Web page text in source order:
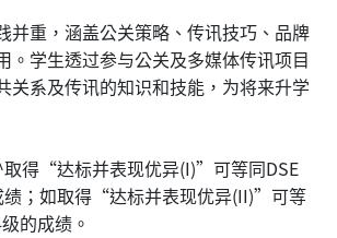
并重，涵盖公关策略、传讯技巧、品牌
。学生透过参与公关及多媒体传讯项目
关系及传讯的知识和技能，为将来升学
得“达标并表现优异(I)”可等同DSE
绩；如取得“达标并表现优异(II)”可等
的成绩。